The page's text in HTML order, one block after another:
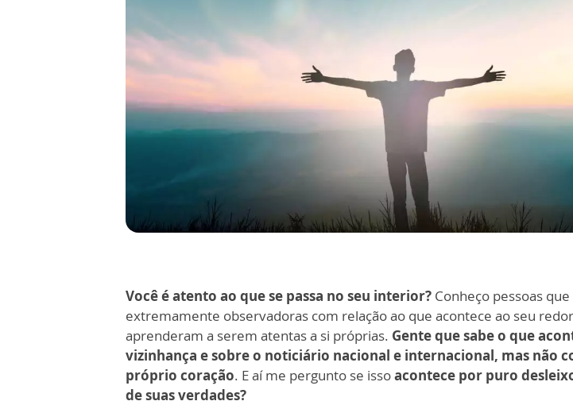
Você é atento ao que se passa no seu interior? Conheço pessoas que
extremamente observadoras com relação ao que acontece ao seu
aprenderam a serem atentas a si próprias. Gente que sabe o que
vizinhança e sobre o noticiário nacional e internacional, mas não
próprio coração. E aí me pergunto se issoacontece por puro
de suas verdades?